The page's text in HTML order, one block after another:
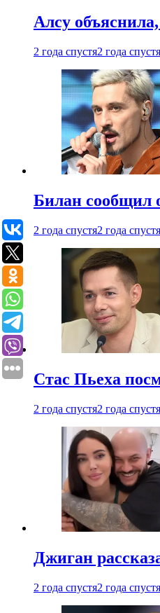
Алсу
2 года спустя2 года спустя
Билан сообщил
2 года спустя2 года спустя
Стас Пьеха
2 года спустя2 года спустя
Джиган
2 года спустя2 года спустя